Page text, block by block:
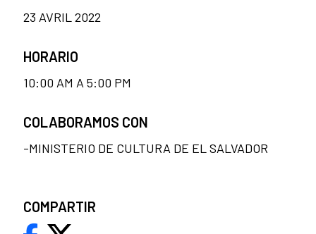
23 AVRIL 2022
HORARIO
10:00 AM A 5:00 PM
COLABORAMOS CON
-MINISTERIO DE CULTURA DE EL SALVADOR
COMPARTIR